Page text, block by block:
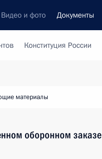
Видео и фото Документы
Конституция России
материалы
оборонном заказе